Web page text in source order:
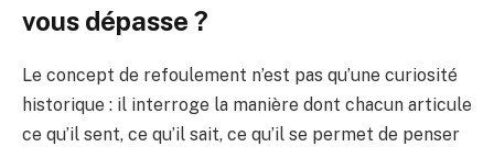
vous dépasse ?
Le concept de refoulement n’est pas qu’une curiosité
historique : il interroge la manière dont chacun articule
ce qu’il sent, ce qu’il sait, ce qu’il se permet de penser